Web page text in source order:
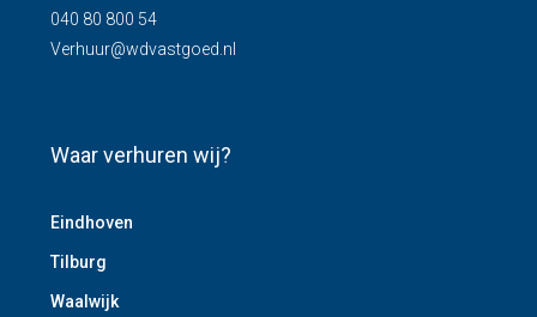
040 80 800 54
Verhuur@wdvastgoed.nl
Waar verhuren wij?
Eindhoven
Tilburg
Waalwijk